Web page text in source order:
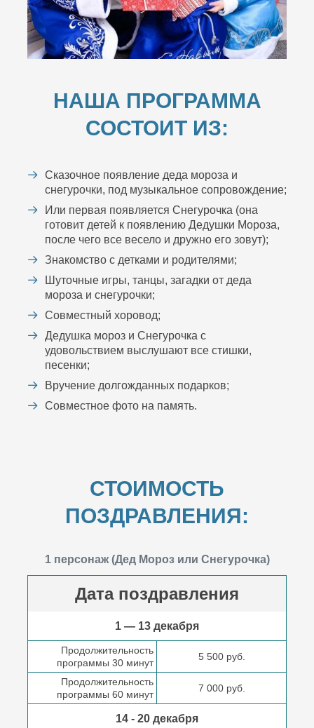
НАША ПРОГРАММА
СОСТОИТ ИЗ:
Сказочное появление деда мороза и
снегурочки, под музыкальное сопровождение;
Или первая появляется Снегурочка (она
готовит детей к появлению Дедушки Мороза,
после чего все весело и дружно его зовут);
Знакомство с детками и родителями;
Шуточные игры, танцы, загадки от деда
мороза и снегурочки;
Совместный хоровод;
Дедушка мороз и Снегурочка с
удовольствием выслушают все стишки,
песенки;
Вручение долгожданных подарков;
Совместное фото на память.
СТОИМОСТЬ
ПОЗДРАВЛЕНИЯ:
1 персонаж (Дед Мороз или Снегурочка)
Дата поздравления
1 — 13 декабря
Продолжительность
программы 30 минут
5 500 руб.
Продолжительность
программы 60 минут
7 000 руб.
14 - 20 декабря